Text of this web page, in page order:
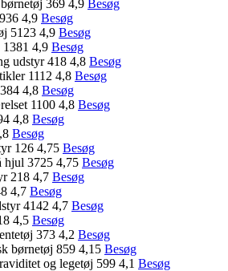
369 4,9 Besøg
4,9 Besøg
5123 4,9 Besøg
4,9 Besøg
udstyr 418 4,8 Besøg
1112 4,8 Besøg
4,8 Besøg
1100 4,8 Besøg
4,8 Besøg
Besøg
126 4,75 Besøg
hjul 3725 4,75 Besøg
218 4,7 Besøg
4,7 Besøg
4142 4,7 Besøg
4,5 Besøg
373 4,2 Besøg
børnetøj 859 4,15 Besøg
og legetøj 599 4,1 Besøg